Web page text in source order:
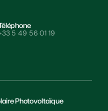
5 49 56 01 19
Photovoltaïque